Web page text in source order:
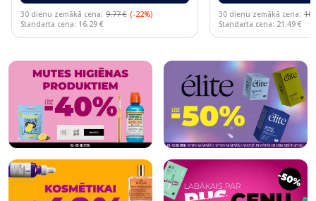
30 dienu zemākā cena: 9.77 € (-22%)
Standarta cena: 16.29 €
30 dienu zemākā cena:
Standarta cena: 21.49 €